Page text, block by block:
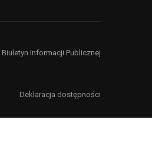
Biuletyn Informacji Publicznej
Deklaracja dostępności